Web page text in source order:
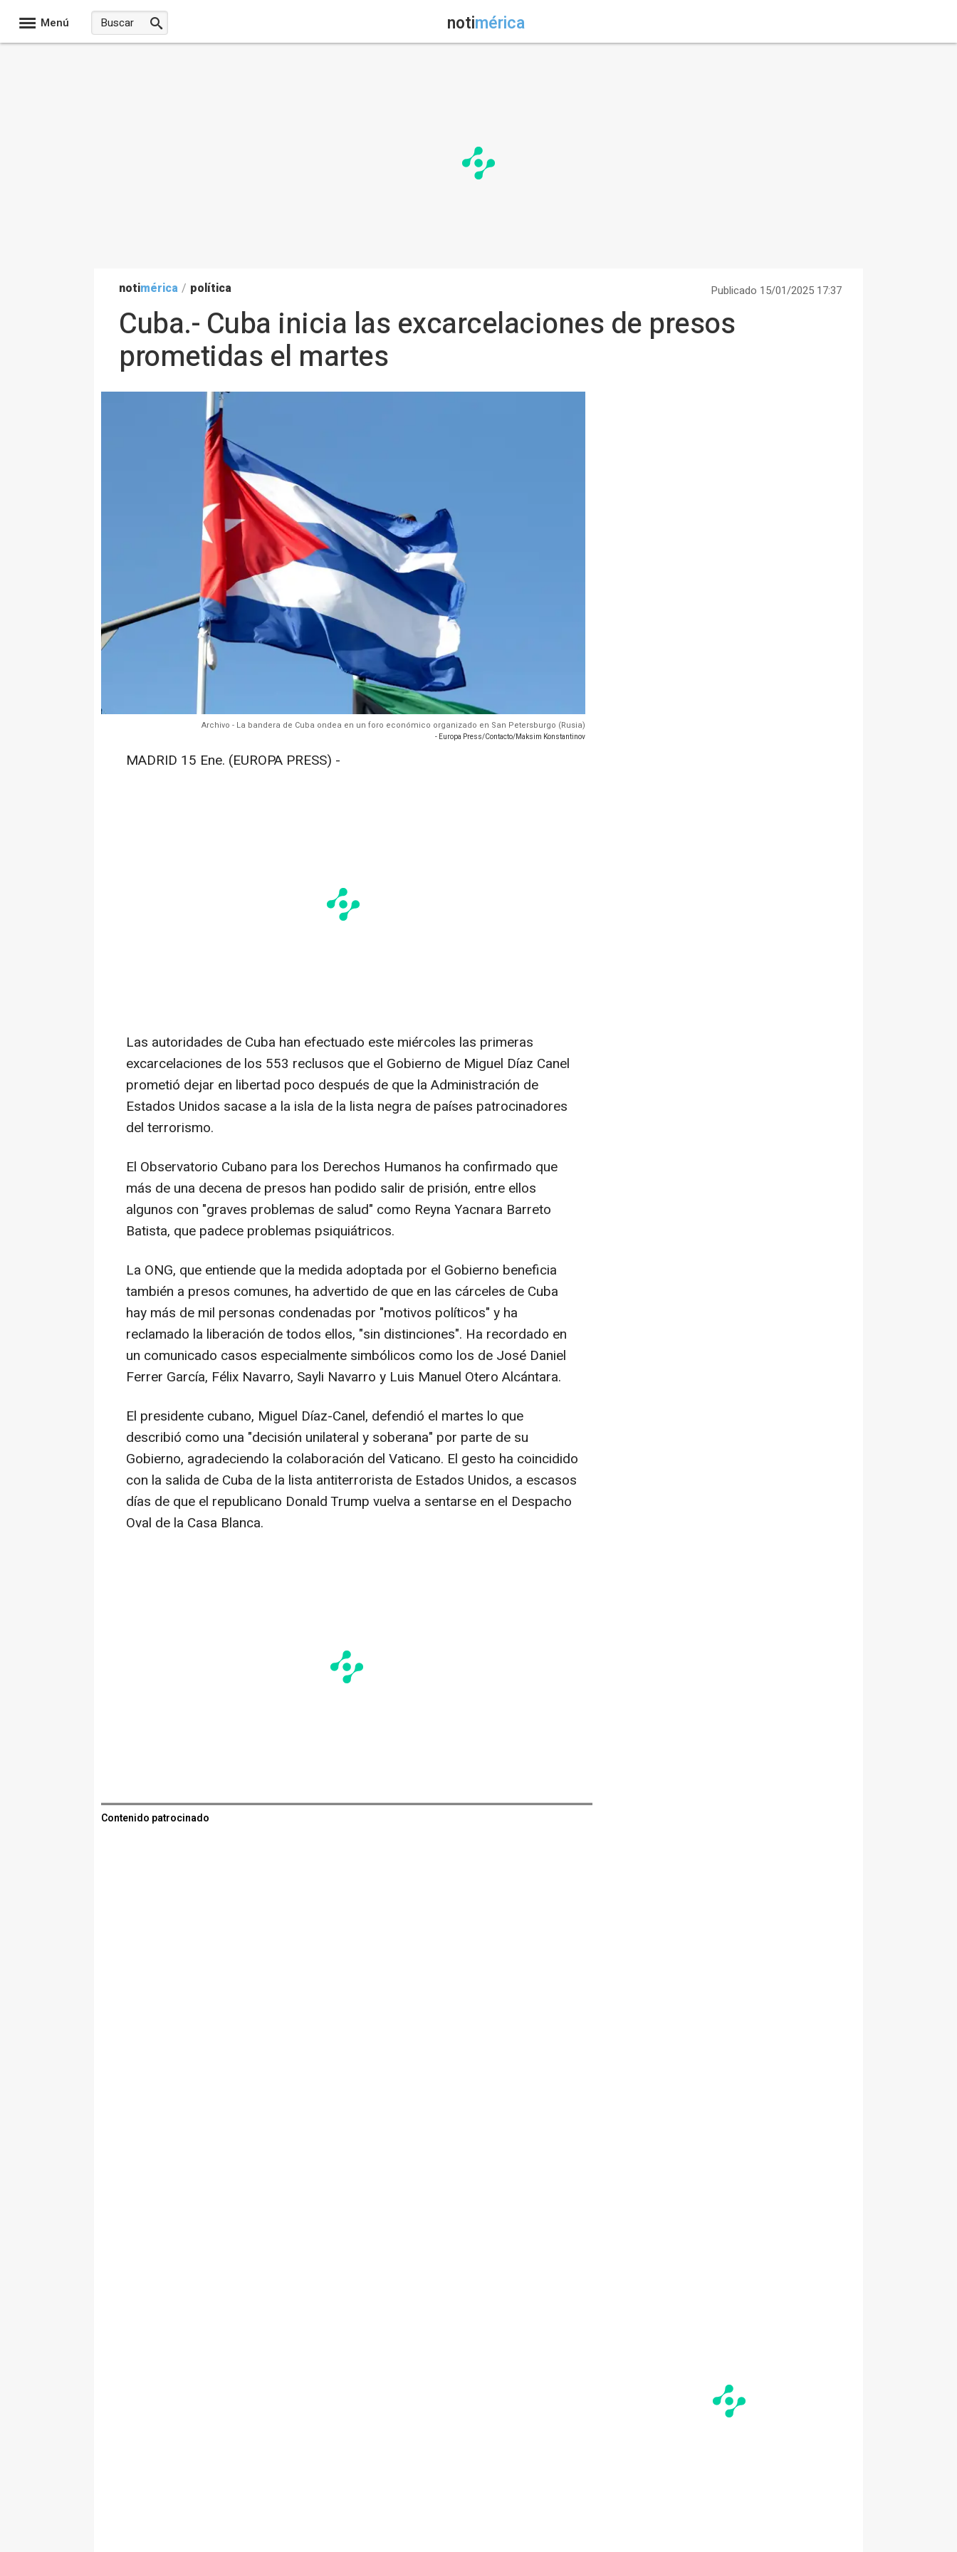
Menú notimérica
notimérica / política Publicado 15/01/2025 17:37
Cuba.- Cuba inicia las excarcelaciones de presos
prometidas el martes
Archivo - La bandera de Cuba ondea en un foro económico organizado en San Petersburgo (Rusia)
- Europa Press/Contacto/Maksim Konstantinov
MADRID 15 Ene. (EUROPA PRESS) -
Las autoridades de Cuba han efectuado este miércoles las primeras
excarcelaciones de los 553 reclusos que el Gobierno de Miguel Díaz Canel
prometió dejar en libertad poco después de que la Administración de
Estados Unidos sacase a la isla de la lista negra de países patrocinadores
del terrorismo.
El Observatorio Cubano para los Derechos Humanos ha confirmado que
más de una decena de presos han podido salir de prisión, entre ellos
algunos con "graves problemas de salud" como Reyna Yacnara Barreto
Batista, que padece problemas psiquiátricos.
La ONG, que entiende que la medida adoptada por el Gobierno beneficia
también a presos comunes, ha advertido de que en las cárceles de Cuba
hay más de mil personas condenadas por "motivos políticos" y ha
reclamado la liberación de todos ellos, "sin distinciones". Ha recordado en
un comunicado casos especialmente simbólicos como los de José Daniel
Ferrer García, Félix Navarro, Sayli Navarro y Luis Manuel Otero Alcántara.
El presidente cubano, Miguel Díaz-Canel, defendió el martes lo que
describió como una "decisión unilateral y soberana" por parte de su
Gobierno, agradeciendo la colaboración del Vaticano. El gesto ha coincidido
con la salida de Cuba de la lista antiterrorista de Estados Unidos, a escasos
días de que el republicano Donald Trump vuelva a sentarse en el Despacho
Oval de la Casa Blanca.
Contenido patrocinado